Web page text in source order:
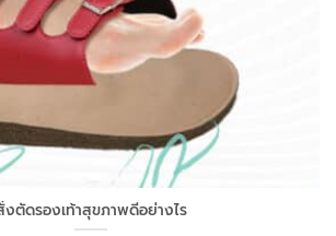
งตัดรองเท้าสุขภาพดีอย่างไร